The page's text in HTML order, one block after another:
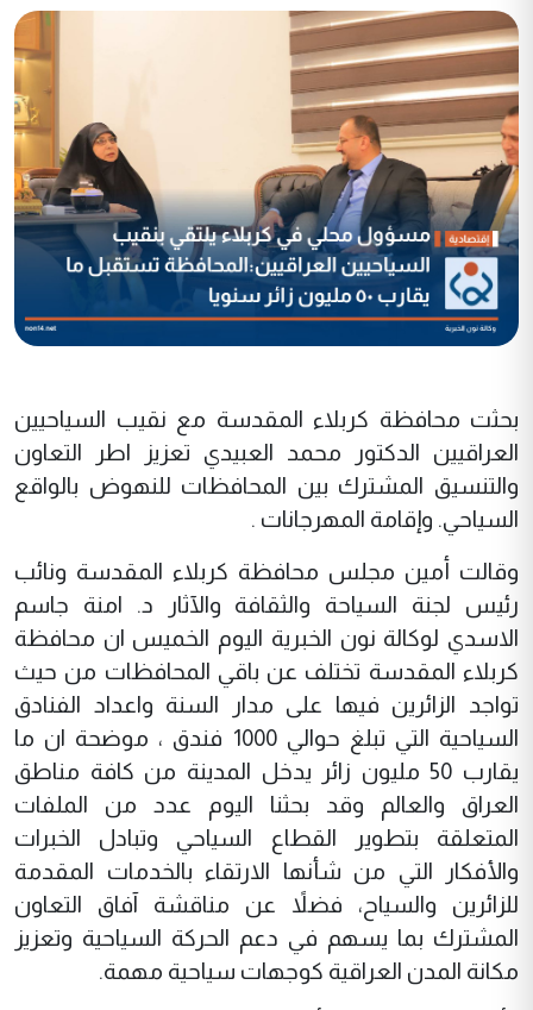
بحثت محافظة كربلاء المقدسة مع نقيب السياحيين
العراقيين الدكتور محمد العبيدي تعزيز اطر التعاون
والتنسيق المشترك بين المحافظات للنهوض بالواقع
السياحي. وإقامة المهرجانات .
وقالت أمين مجلس محافظة كربلاء المقدسة ونائب
رئيس لجنة السياحة والثقافة والآثار د. امنة جاسم
الاسدي لوكالة نون الخبرية اليوم الخميس ان محافظة
كربلاء المقدسة تختلف عن باقي المحافظات من حيث
تواجد الزائرين فيها على مدار السنة واعداد الفنادق
السياحية التي تبلغ حوالي 1000 فندق ، موضحة ان ما
يقارب 50 مليون زائر يدخل المدينة من كافة مناطق
العراق والعالم وقد بحثنا اليوم عدد من الملفات
المتعلقة بتطوير القطاع السياحي وتبادل الخبرات
والأفكار التي من شأنها الارتقاء بالخدمات المقدمة
للزائرين والسياح، فضلاً عن مناقشة آفاق التعاون
المشترك بما يسهم في دعم الحركة السياحية وتعزيز
مكانة المدن العراقية كوجهات سياحية مهمة.